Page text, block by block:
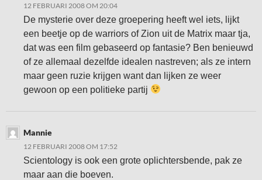
12 FEBRUARI 2008 OM 20:04
De mysterie over deze groepering heeft wel iets, lijkt
een beetje op de warriors of Zion uit de Matrix maar tja,
dat was een film gebaseerd op fantasie? Ben benieuwd
of ze allemaal dezelfde idealen nastreven; als ze intern
maar geen ruzie krijgen want dan lijken ze weer
gewoon op een politieke partij
Mannie
12 FEBRUARI 2008 OM 17:52
Scientology is ook een grote oplichtersbende, pak ze
maar aan die boeven.